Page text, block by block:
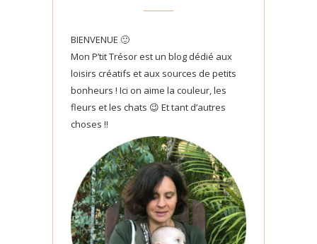
BIENVENUE 🙂
Mon P’tit Trésor est un blog dédié aux
loisirs créatifs et aux sources de petits
bonheurs ! Ici on aime la couleur, les
fleurs et les chats 😉 Et tant d’autres
choses !!